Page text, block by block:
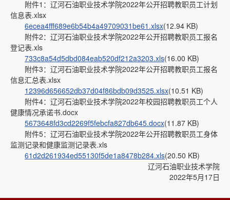
附件1：辽河石油职业技术学院2022年公开招聘教职员工计划
信息表.xlsx
6ecea4fff689e6b54b4a49709031be61.xlsx(12.94 KB)
附件2：辽河石油职业技术学院2022年公开招聘教职员工报名
登记表.xls
733c8a54d5dbd084eab520df212a3203.xls(16.00 KB)
附件3：辽河石油职业技术学院2022年公开招聘教职员工报名
信息汇总表.xlsx
12396d656652db37d04f86bdb09d3525.xlsx(10.51 KB)
附件4：辽河石油职业技术学院2022年校园招聘教职员工个人
健康情况承诺书.docx
5673648fd3cd2269f5febcfa827db645.docx(11.87 KB)
附件5：辽河石油职业技术学院2022年公开招聘教职员工身体
监测记录和健康监测记录表.xls
61d2d261934ed55130f5de1a8478b284.xls(20.50 KB)
辽河石油职业技术学院
2022年5月17日